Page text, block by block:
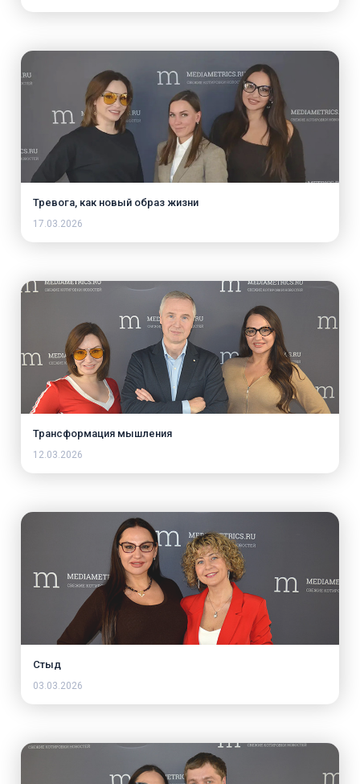
Тревога, как новый образ жизни
17.03.2026
Трансформация мышления
12.03.2026
Стыд
03.03.2026